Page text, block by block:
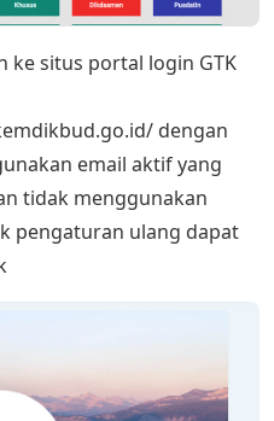
ke situs portal login GTK
dengan
email aktif yang
tidak menggunakan
pengaturan ulang dapat